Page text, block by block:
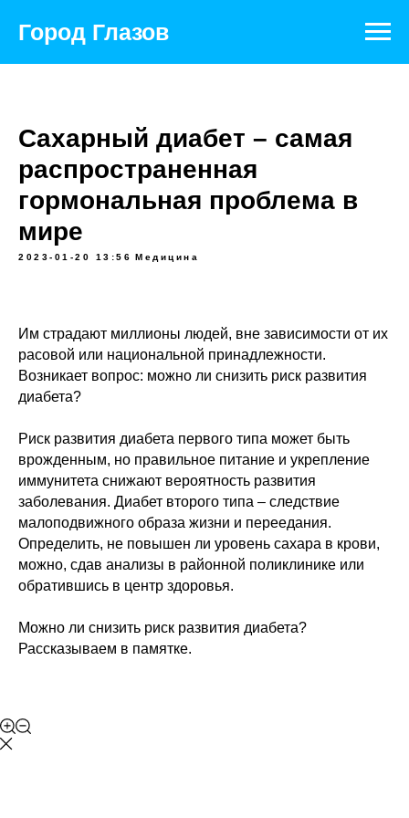
Город Глазовобразования
Сахарный диабет – самая
распространенная
гормональная проблема в
мире
2023-01-20 13:56 Медицина
Им страдают миллионы людей, вне зависимости от их
расовой или национальной принадлежности.
Возникает вопрос: можно ли снизить риск развития
диабета?
Риск развития диабета первого типа может быть
врожденным, но правильное питание и укрепление
иммунитета снижают вероятность развития
заболевания. Диабет второго типа – следствие
малоподвижного образа жизни и переедания.
Определить, не повышен ли уровень сахара в крови,
можно, сдав анализы в районной поликлинике или
обратившись в центр здоровья.
Можно ли снизить риск развития диабета?
Рассказываем в памятке.